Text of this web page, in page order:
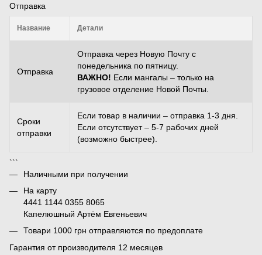
Отправка
Название Детали
Отправка
Отправка через Новую Почту с
понедельника по пятницу.
ВАЖНО! Если мангалы – только на
грузовое отделение Новой Почты.
Сроки
отправки
Если товар в наличии – отправка 1-3 дня.
Если отсутствует – 5-7 рабочих дней
(возможно быстрее).
```
Наличными при получении
На карту
4441 1144 0355 8065
Капелюшный Артём Евгеньевич
Товари 1000 грн отправляются по предоплате
Гарантия от производителя 12 месяцев